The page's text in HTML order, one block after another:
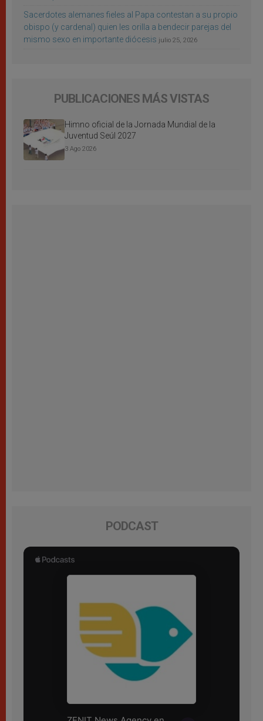
Sacerdotes alemanes fieles al Papa contestan a su propio
obispo (y cardenal) quien les orilla a bendecir parejas del
mismo sexo en importante diócesis julio 25, 2026
PUBLICACIONES MÁS VISTAS
Himno oficial de la Jornada Mundial de la
Juventud Seúl 2027
3 Ago 2026
PODCAST